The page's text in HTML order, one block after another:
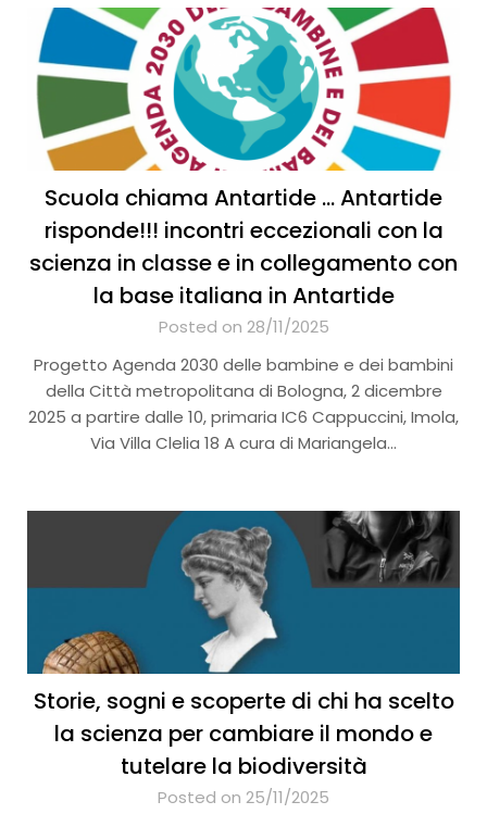
Scuola chiama Antartide … Antartide
risponde!!! incontri eccezionali con la
scienza in classe e in collegamento con
la base italiana in Antartide
Posted on 28/11/2025
Progetto Agenda 2030 delle bambine e dei bambini
della Città metropolitana di Bologna, 2 dicembre
2025 a partire dalle 10, primaria IC6 Cappuccini, Imola,
Via Villa Clelia 18 A cura di Mariangela…
Storie, sogni e scoperte di chi ha scelto
la scienza per cambiare il mondo e
tutelare la biodiversità
Posted on 25/11/2025